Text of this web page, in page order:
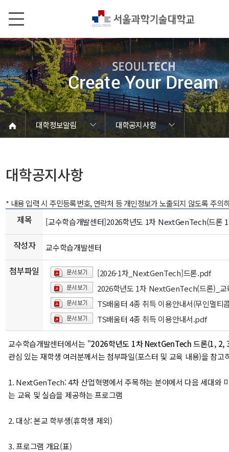
대학정보알림
대학공지사항
대학정보알림
정보공개
정보서비스안내
온라인민원센터
청렴행정
갑질신고센터
유실물 센터
SEOULTECH광장
대학공지사항
학사공지
장학공지
대학원공지
취업공지
대학입찰
채용정보
공모/외부행사
등록금심의위원회
코로나바이러스19 대응안내
재정위원회
대학공지사항
* 내용 입력 시 주민등록번호, 연락처 등 개인정보가 노출되지 않도록 주의
제목 [교수학습개발센터]2026학년도 1차 NextGenTech(드론
작성자 교수학습개발센터
첨부파일
[2026-1차_NextGenTech]드론.pdf
2026학년도 1차 NextGenTech(드론)_
TS배움터 4종 취득 이용안내서(무인멀티
TS배움터 4종 취득 이용안내서.pdf
교수학습개발센터에서는 "2026학년도 1차 NextGenTech 드론(1, 2,
관심 있는 재학생 여러분께서는 첨부파일(포스터 및 교육 내용)을 참고
1. NextGenTech: 4차 산업혁명에서 주목하는 분야에서 다음 세대와
는 교육 및 실습을 제공하는 프로그램
2. 대상: 본교 학부생(휴학생 제외)
3. 프로그램 개요(표)